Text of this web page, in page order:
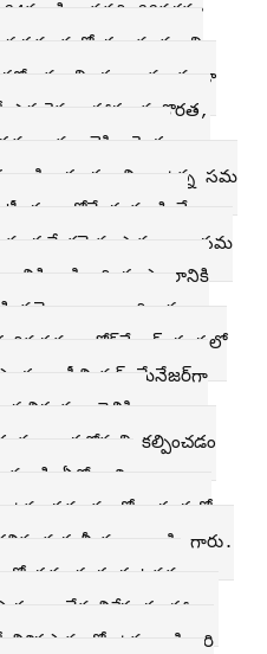
జనవరి 66వరకూ
ప్రధాన మంత్రి
మంత్రి త్వశాఖను కూడా
ఆహారధాన్యకొరత,
చెప్పి రెండు
ప్రధానిగా ఉన్న సమ
ప్రయాణించే
ప్రత్యేకమైన సౌకర్యాలు సమ
శాస్త్రిగారి సంస్కారానికి
నమోవాకాలు అర్పించ
అశోక్‌లేలాడ్‌ సంస్థలో
సీనియర్‌ మేనేజర్‌గా
ఈవిషయం తెలిసి,
కుండా పదోన్నతి కల్పించడం
ఏదో ఆశిం
ఉన్న సమయంలో ఆసంస్థలో
మహనీయులు శాస్త్రి గారు.
ప్రమాద సంఘటనకు
అనేక విశేష సలహాలు,
ఉన్న శాస్త్రిగారి